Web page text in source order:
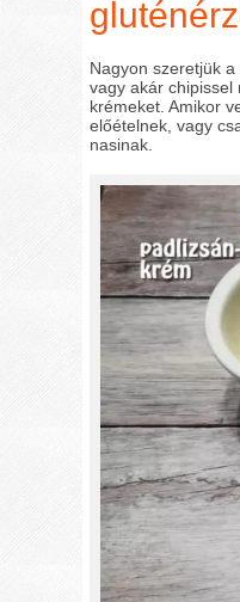
Nagyon szeretjük
vagy akár chipissel
krémeket. Amikor
előételnek, vagy
nasinak.